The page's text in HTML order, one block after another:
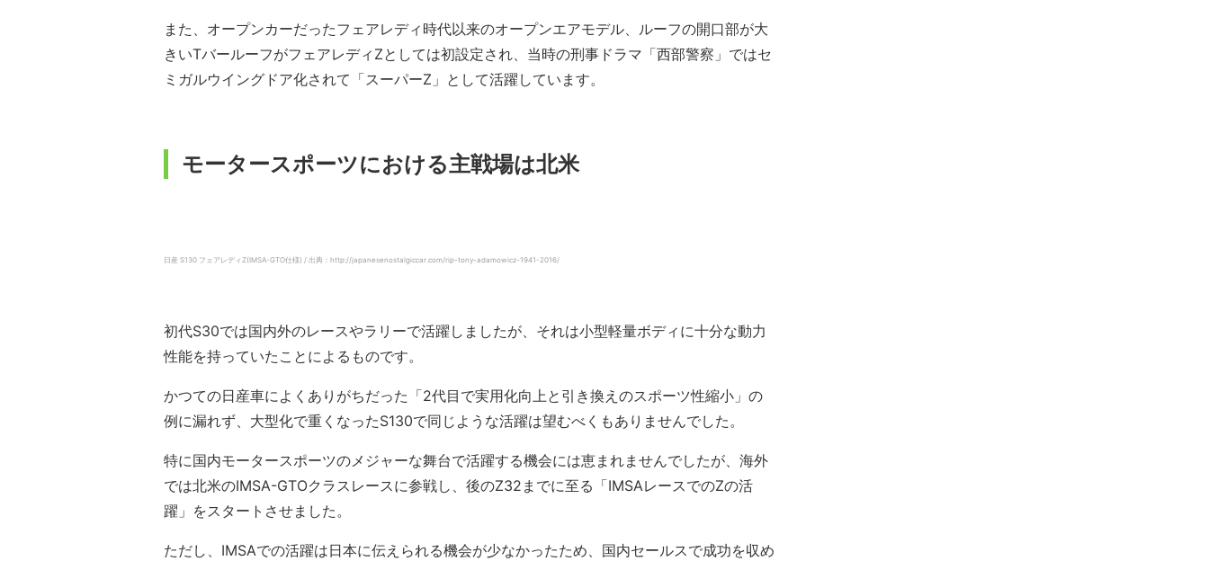
また、オープンカーだったフェアレディ時代以来のオープンエアモデル、ルーフの開口部が大
きいTバールーフがフェアレディZとしては初設定され、当時の刑事ドラマ「西部警察」ではセ
ミガルウイングドア化されて「スーパーZ」として活躍しています。
モータースポーツにおける主戦場は北米
日産 S130 フェアレディZ(IMSA-GTO仕様) / 出典：http://japanesenostalgiccar.com/rip-tony-adamowicz-1941-2016/
初代S30では国内外のレースやラリーで活躍しましたが、それは小型軽量ボディに十分な動力
性能を持っていたことによるものです。
かつての日産車によくありがちだった「2代目で実用化向上と引き換えのスポーツ性縮小」の
例に漏れず、大型化で重くなったS130で同じような活躍は望むべくもありませんでした。
特に国内モータースポーツのメジャーな舞台で活躍する機会には恵まれませんでしたが、海外
では北米のIMSA-GTOクラスレースに参戦し、後のZ32までに至る「IMSAレースでのZの活
躍」をスタートさせました。
ただし、IMSAでの活躍は日本に伝えられる機会が少なかったため、国内セールスで成功を収め